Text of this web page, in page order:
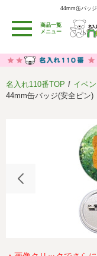
44mm缶バッジ(安全ピン)は粗品・記
44mm缶バッ
商品一覧
メニュー
用途別カテゴリ
卒園・卒業記念品
うちわ・扇子・ファン
社会貢献活動
著作権と推奨環境に
名入れ110番TOP
イベ
44mm缶バッジ(安全ピン)